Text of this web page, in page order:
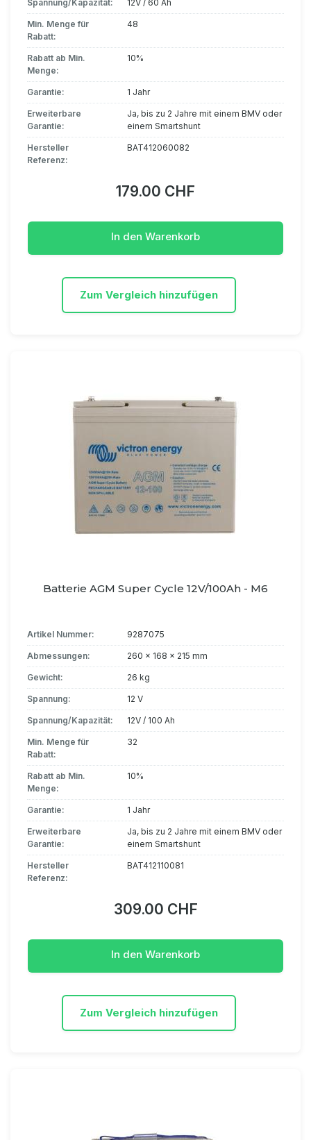
Spannung/Kapazität: 12V / 60 Ah
Min. Menge für
Rabatt:
48
Rabatt ab Min.
Menge:
10%
Garantie: 1 Jahr
Erweiterbare
Garantie:
Ja, bis zu 2 Jahre mit einem BMV oder
einem Smartshunt
Hersteller
Referenz:
BAT412060082
179.00 CHF
In den Warenkorb
Zum Vergleich hinzufügen
Batterie AGM Super Cycle 12V/100Ah - M6
Artikel Nummer: 9287075
Abmessungen: 260 x 168 x 215 mm
Gewicht: 26 kg
Spannung: 12 V
Spannung/Kapazität: 12V / 100 Ah
Min. Menge für
Rabatt:
32
Rabatt ab Min.
Menge:
10%
Garantie: 1 Jahr
Erweiterbare
Garantie:
Ja, bis zu 2 Jahre mit einem BMV oder
einem Smartshunt
Hersteller
Referenz:
BAT412110081
309.00 CHF
In den Warenkorb
Zum Vergleich hinzufügen